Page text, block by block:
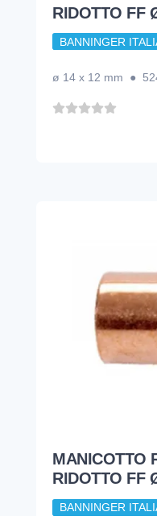
RIDOTTO FF
BANNINGER
ø 14 x 12 mm ●
MANICOTTO
RIDOTTO FF
BANNINGER